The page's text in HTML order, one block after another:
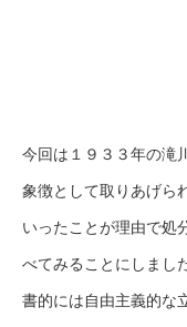
今回は１９３３年の滝
象徴として取りあげら
いったことが理由で処
べてみることにしまし
書的には自由主義的な